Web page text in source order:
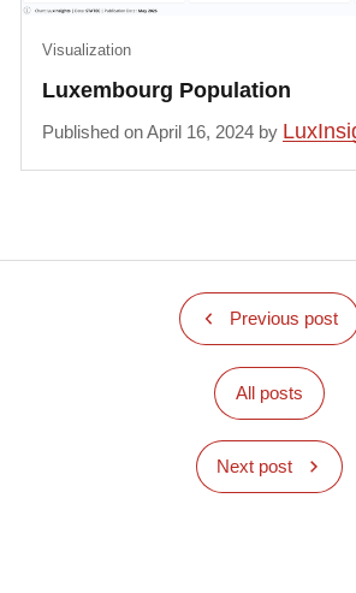
Luxembourg Population
Visualization
Published on April 16, 2024 by
Previous post
All posts
Next post